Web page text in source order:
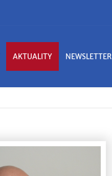
AKTUALITY NEWSLETTER